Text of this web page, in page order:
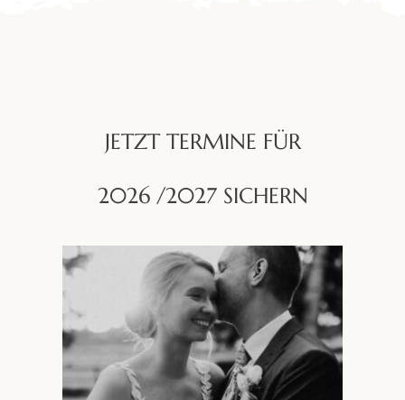
JETZT TERMINE FÜR
2026 /2027 SICHERN